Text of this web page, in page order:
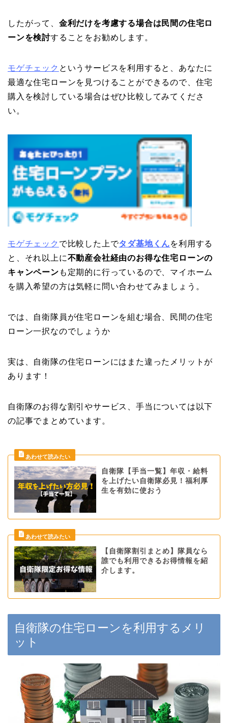
したがって、 金利だけを考慮する場合は民間の住宅ロ
ーンを検討することをお勧めします。
モゲチェック というサービスを利用すると、あなたに
最適な住宅ローンを見つけることができるので、住宅
購入を検討している場合はぜひ比較してみてくださ
い。
モゲチェック で比較した上でタダ基地くんを利用する
と、それ以上に不動産会社経由のお得な住宅ローンの
キャンペーン も定期的に行っているので、マイホーム
を購入希望の方は気軽に問い合わせてみましょう。
では、自衛隊員が住宅ローンを組む場合、民間の住宅
ローン一択なのでしょうか
実は、自衛隊の住宅ローンにはまた違った メリット が
あります！
自衛隊のお得な割引やサービス、手当については以下
の記事でまとめています。
自衛隊【手当一覧】年収・給料
を上げたい自衛隊必見！福利厚
生を有効に使おう
【自衛隊割引まとめ】隊員なら
誰でも利用できるお得情報を紹
介します。
自衛隊の住宅ローンを利用するメリ
ット